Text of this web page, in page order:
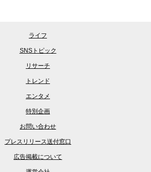
ライフ
SNSトピック
リサーチ
トレンド
エンタメ
特別企画
お問い合わせ
プレスリリース送付窓口
広告掲載について